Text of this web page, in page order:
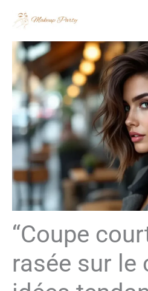
contenu
“Coupe
rasée sur le